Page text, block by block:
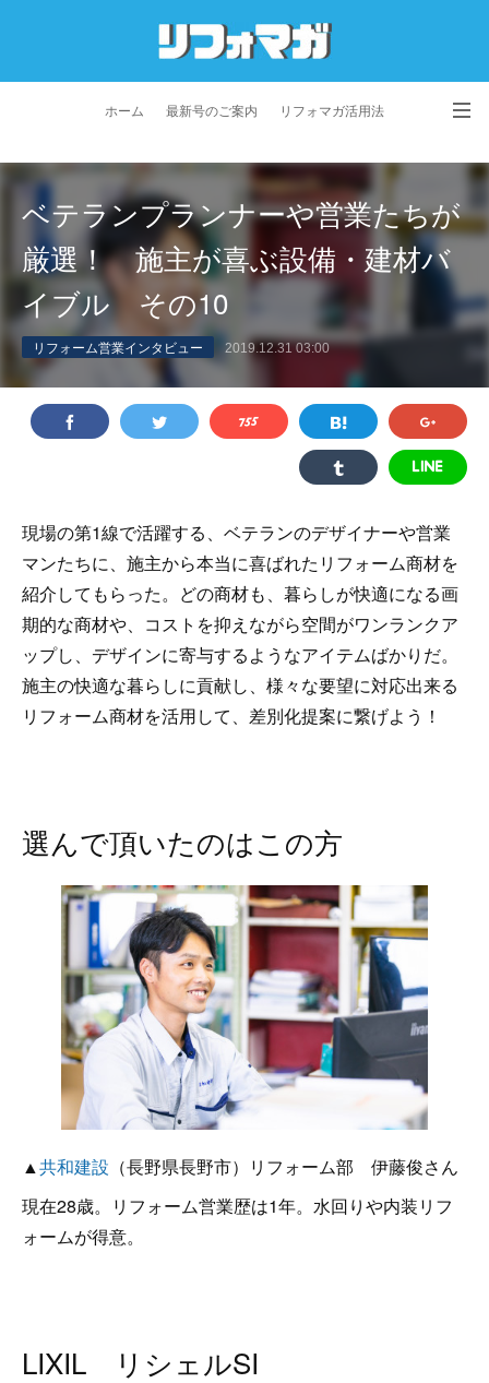
ホーム 最新号のご案内 リフォマガ活用法
よくあるご質問
プライバシーポリシー 利用規約 会社概要
ベテランプランナーや営業たちが
厳選！ 施主が喜ぶ設備・建材バ
イブル その10
リフォーム営業インタビュー 2019.12.31 03:00
現場の第1線で活躍する、ベテランのデザイナーや営業
マンたちに、施主から本当に喜ばれたリフォーム商材を
紹介してもらった。どの商材も、暮らしが快適になる画
期的な商材や、コストを抑えながら空間がワンランクア
ップし、デザインに寄与するようなアイテムばかりだ。
施主の快適な暮らしに貢献し、様々な要望に対応出来る
リフォーム商材を活用して、差別化提案に繋げよう！
選んで頂いたのはこの方
▲共和建設 （長野県長野市）リフォーム部 伊藤俊さん
現在28歳。リフォーム営業歴は1年。水回りや内装リフ
ォームが得意。
LIXIL リシェルSI